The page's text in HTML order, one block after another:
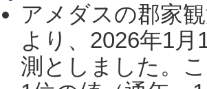
アメダスの郡家
より、2026年1
測としました。